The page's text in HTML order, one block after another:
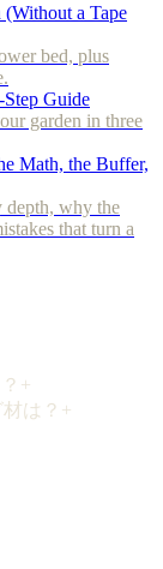
a Tape
bed, plus
Guide
garden in three
Math, the Buffer,
depth, why the
that turn a
+
は？ +